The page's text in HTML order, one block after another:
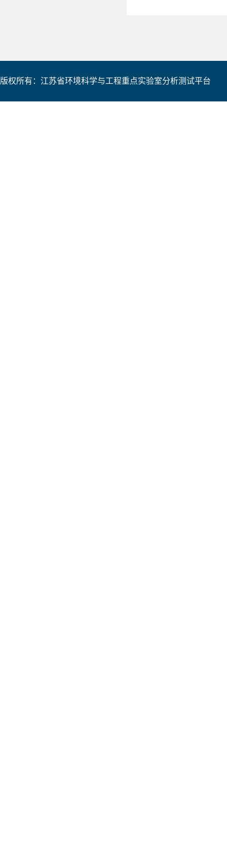
版权所有：江苏省环境科学与工程重点实验室分析测试平台